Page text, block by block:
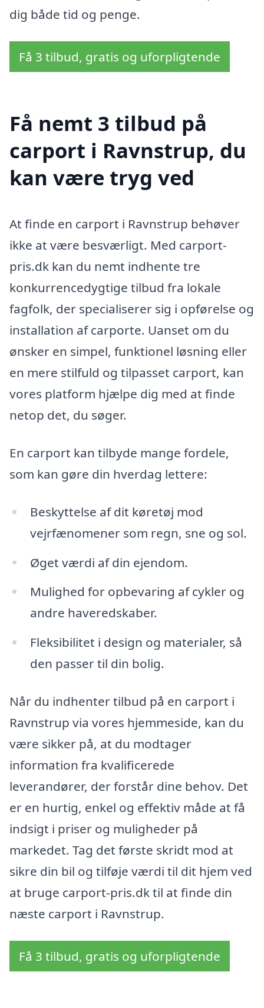
dig både tid og penge.
Få 3 tilbud, gratis og uforpligtende
Få nemt 3 tilbud på
carport i Ravnstrup, du
kan være tryg ved
At finde en carport i Ravnstrup behøver
ikke at være besværligt. Med carport-
pris.dk kan du nemt indhente tre
konkurrencedygtige tilbud fra lokale
fagfolk, der specialiserer sig i opførelse og
installation af carporte. Uanset om du
ønsker en simpel, funktionel løsning eller
en mere stilfuld og tilpasset carport, kan
vores platform hjælpe dig med at finde
netop det, du søger.
En carport kan tilbyde mange fordele,
som kan gøre din hverdag lettere:
Beskyttelse af dit køretøj mod
vejrfænomener som regn, sne og sol.
Øget værdi af din ejendom.
Mulighed for opbevaring af cykler og
andre haveredskaber.
Fleksibilitet i design og materialer, så
den passer til din bolig.
Når du indhenter tilbud på en carport i
Ravnstrup via vores hjemmeside, kan du
være sikker på, at du modtager
information fra kvalificerede
leverandører, der forstår dine behov. Det
er en hurtig, enkel og effektiv måde at få
indsigt i priser og muligheder på
markedet. Tag det første skridt mod at
sikre din bil og tilføje værdi til dit hjem ved
at bruge carport-pris.dk til at finde din
næste carport i Ravnstrup.
Få 3 tilbud, gratis og uforpligtende